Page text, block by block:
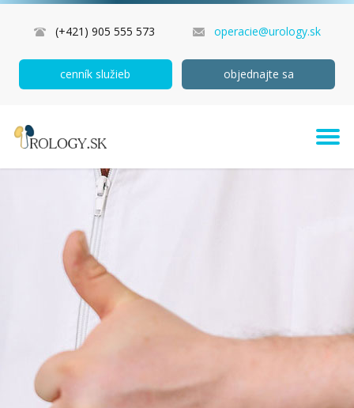
(+421) 905 555 573 operacie@urology.sk
cenník služieb objednajte sa